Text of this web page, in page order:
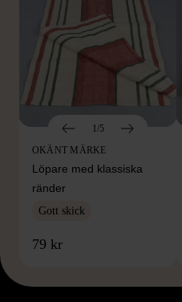
1/5
OKÄNT MÄRKE
Löpare med klassiska
ränder
Gott skick
79 kr